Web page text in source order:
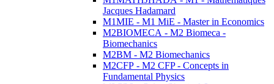
Jacques Hadamard
M1MIE - M1 MiE - Master in Economics
M2BIOMECA - M2 Biomeca -
Biomechanics
M2BM - M2 Biomechanics
M2CFP - M2 CFP - Concepts in
Fundamental Physics